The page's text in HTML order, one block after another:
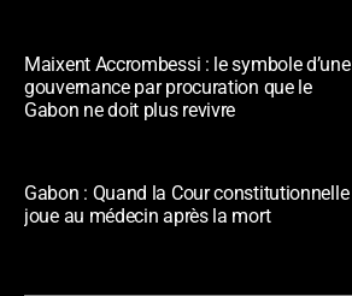
Maixent Accrombessi : le symbole d’une
gouvernance par procuration que le
Gabon ne doit plus revivre
Gabon : Quand la Cour constitutionnelle
joue au médecin après la mort